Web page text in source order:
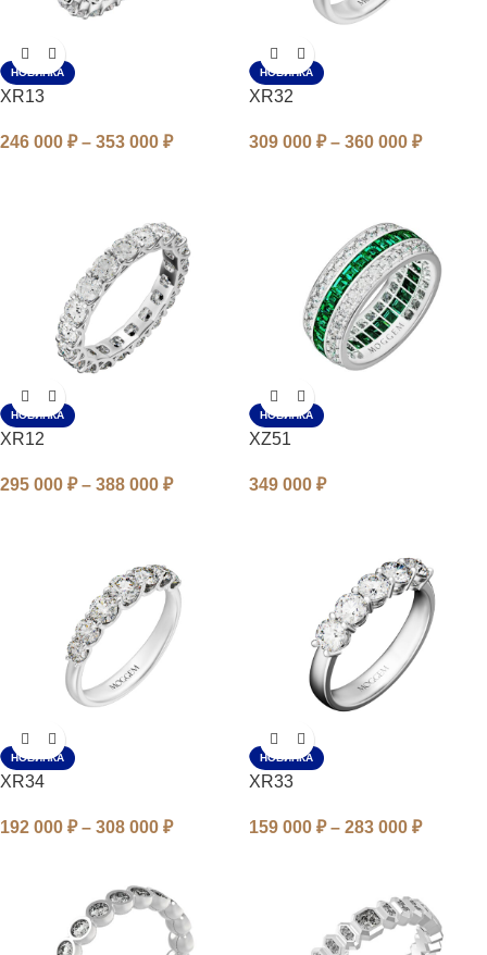
НОВИНКА
XR13
246 000 ₽ – 353 000 ₽
НОВИНКА
XR32
309 000 ₽ – 360 000 ₽
НОВИНКА
XR12
295 000 ₽ – 388 000 ₽
НОВИНКА
XZ51
349 000 ₽
НОВИНКА
XR34
192 000 ₽ – 308 000 ₽
НОВИНКА
XR33
159 000 ₽ – 283 000 ₽